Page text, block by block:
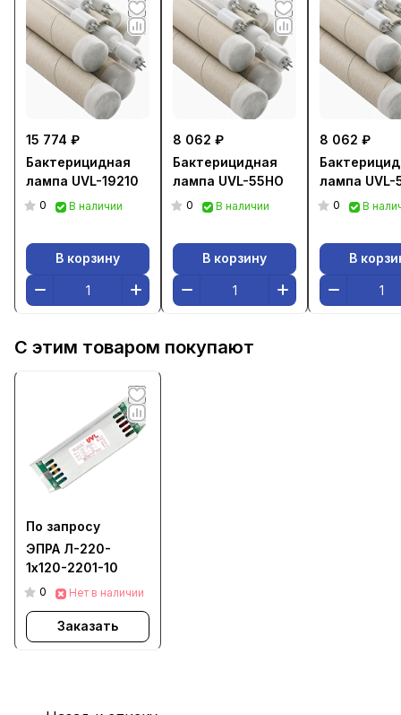
15 774 ₽
Бактерицидная
лампа UVL-19210
0 В наличии
В корзину
8 062 ₽
Бактерицидная
лампа UVL-55HO
0 В наличии
В корзину
8 062 ₽
лампа UVL-
0 В
В
С этим товаром покупают
По запросу
ЭПРА Л-220-
1х120-2201-10
0 Нет в наличии
Заказать